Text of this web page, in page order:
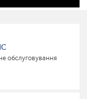
обслуговування